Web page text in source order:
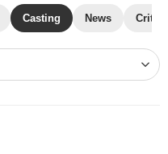
Casting News